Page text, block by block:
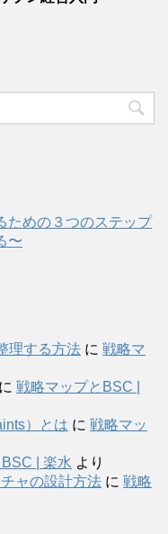
ための３つのステップ
〜
理する方法 に 戦略マ
に 戦略マップとBSC |
）とは に 戦略マッ
| 楽水 より
ャの設計方法 に 戦略